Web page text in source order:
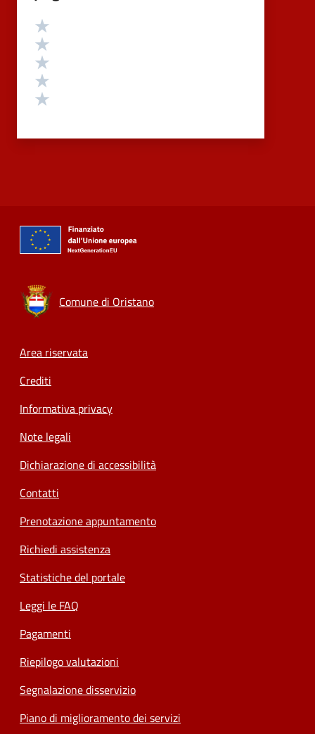
Valutazione
Comune di Oristano
Footer menu
Area riservata
Crediti
Informativa privacy
Note legali
Dichiarazione di accessibilità
Contatti
Prenotazione appuntamento
Richiedi assistenza
Statistiche del portale
Leggi le FAQ
Pagamenti
Riepilogo valutazioni
Segnalazione disservizio
Piano di miglioramento dei servizi